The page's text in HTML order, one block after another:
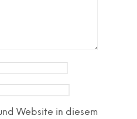
Website in diesem